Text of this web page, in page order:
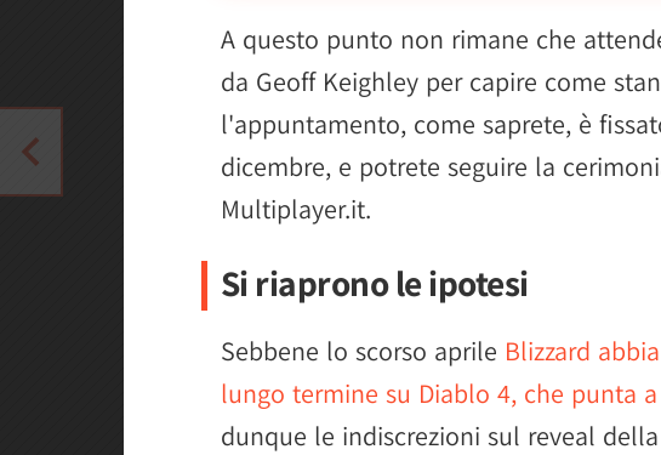
A questo punto non rimane che
da Geoff Keighley per capire come
l'appuntamento, come saprete, è
dicembre, e potrete seguire la
Multiplayer.it.
Si riaprono le ipotesi
Sebbene lo scorso aprile Blizzard
lungo termine su Diablo 4, che punta
dunque le indiscrezioni sul reveal